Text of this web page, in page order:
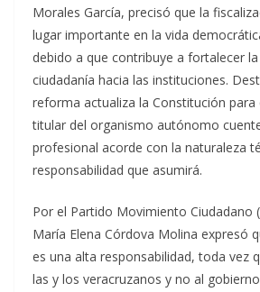
Morales García, precisó que la
lugar importante en la vida
debido a que contribuye a fortalecer
ciudadanía hacia las instituciones.
reforma actualiza la Constitución para
titular del organismo autónomo
profesional acorde con la naturaleza
responsabilidad que asumirá.
Por el Partido Movimiento Ciudadano
María Elena Córdova Molina expresó
es una alta responsabilidad, toda vez
las y los veracruzanos y no al